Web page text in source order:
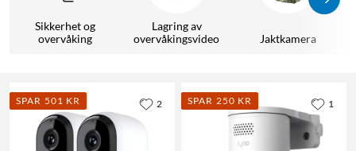
Sikkerhet og
overvåking
Lagring av
overvåkingsvideo
Jaktkamera
SPAR 501 KR 2 SPAR 250 KR 1